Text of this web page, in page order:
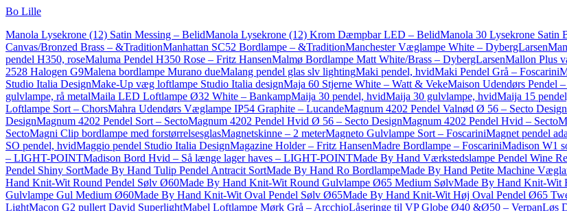
Bo Lille
Manola Lysekrone (12) Satin Messing – BelidManola Lysekrone (12) Krom Dæmpbar LED – BelidManola 30 Lysekrone Satin
Canvas/Bronzed Brass – &TraditionManhattan SC52 Bordlampe – &TraditionManchester Væglampe White – DybergLarsen
pendel H350, roseMaluma Pendel H350 Rose – Fritz HansenMalmø Bordlampe Matt White/Brass – DybergLarsenMallon Plus
2528 Halogen G9Malena bordlampe Murano dueMalang pendel glas slv lightingMaki pendel, hvidMaki Pendel Grå – Foscarini
Studio Italia DesignMake-Up væg loftlampe Studio Italia designMaja 60 Stjerne White – Watt & VekeMaison Udendørs Pendel
gulvlampe, rå metalMaila LED Loftlampe Ø32 White – BankampMaija 30 pendel, hvidMaija 30 gulvlampe, hvidMaija 15
Loftlampe Sort – ChorsMahra Udendørs Væglampe IP54 Graphite – LucandeMagnum 4202 Pendel Valnød Ø 56 – Secto Design
DesignMagnum 4202 Pendel Sort – SectoMagnum 4202 Pendel Hvid Ø 56 – Secto DesignMagnum 4202 Pendel Hvid – Secto
SectoMagni Clip bordlampe med forstørrelsesglasMagnetskinne – 2 meterMagneto Gulvlampe Sort – FoscariniMagnet pendel
SO pendel, hvidMaggio pendel Studio Italia DesignMagazine Holder – Fritz HansenMadre Bordlampe – FoscariniMadison W1
– LIGHT-POINTMadison Bord Hvid – Så længe lager haves – LIGHT-POINTMade By Hand Værkstedslampe Pendel Wine
Pendel Shiny SortMade By Hand Tulip Pendel Antracit SortMade By Hand Ro BordlampeMade By Hand Petite Machine
Hand Knit-Wit Round Pendel Sølv Ø60Made By Hand Knit-Wit Round Gulvlampe Ø65 Medium SølvMade By Hand Knit-Wit
Gulvlampe Gul Medium Ø60Made By Hand Knit-Wit Oval Pendel Sølv Ø65Made By Hand Knit-Wit Høj Oval Pendel Ø65
LightMacon G2 pullert David SuperlightMabel Loftlampe Mørk Grå – ArcchioLåseringe til VP Globe Ø40 &Ø50 – VerpanLøs